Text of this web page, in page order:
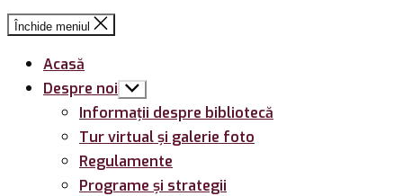
Închide meniul
Acasă
Despre noi Arată
submeniul
Informații despre bibliotecă
Tur virtual și galerie foto
Regulamente
Programe și strategii